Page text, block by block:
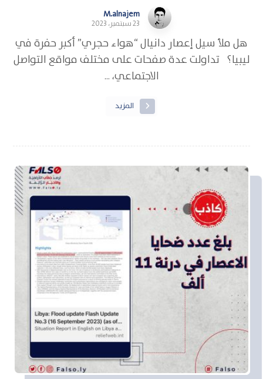
M.alnajem
23 سبتمبر، 2023
هل ملأ سيل إعصار دانيال “هواء حجري” أكبر حفرة في
ليبيا؟ تداولت عدة صفحات على مختلف مواقع التواصل
الاجتماعي، ...
المزيد